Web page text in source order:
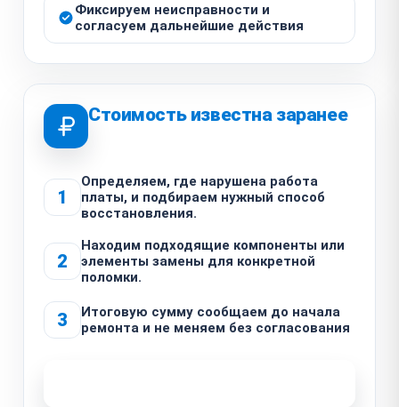
Фиксируем неисправности и
согласуем дальнейшие действия
Стоимость известна заранее
1
Определяем, где нарушена работа
платы, и подбираем нужный способ
восстановления.
2
Находим подходящие компоненты или
элементы замены для конкретной
поломки.
3
Итоговую сумму сообщаем до начала
ремонта и не меняем без согласования